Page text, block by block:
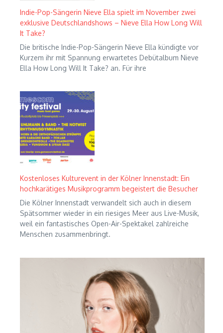
Indie-Pop-Sängerin Nieve Ella spielt im November zwei
exklusive Deutschlandshows – Nieve Ella How Long Will
It Take?
Die britische Indie-Pop-Sängerin Nieve Ella kündigte vor
Kurzem ihr mit Spannung erwartetes Debütalbum Nieve
Ella How Long Will It Take? an. Für ihre
Kostenloses Kulturevent in der Kölner Innenstadt: Ein
hochkarätiges Musikprogramm begeistert die Besucher
Die Kölner Innenstadt verwandelt sich auch in diesem
Spätsommer wieder in ein riesiges Meer aus Live-Musik,
weil ein fantastisches Open-Air-Spektakel zahlreiche
Menschen zusammenbringt.